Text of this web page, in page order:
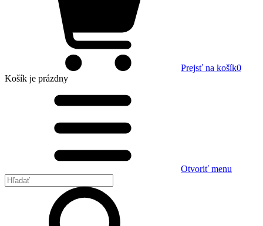
Prejsť na košík0
Košík je prázdny
Otvoriť menu